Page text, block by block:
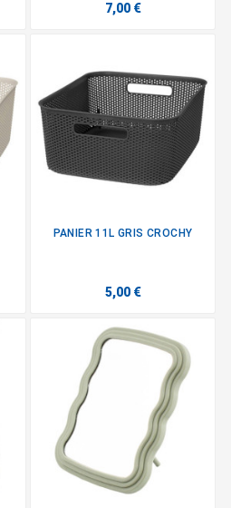
7,00 €
PANIER 11L GRIS CROCHY
5,00 €